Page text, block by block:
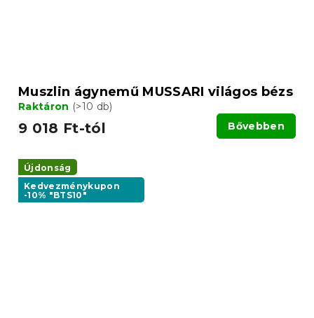
Muszlin ágynemű MUSSARI világos bézs
Raktáron (>10 db)
9 018 Ft-tól Bővebben
Újdonság
Kedvezménykupon
-10% "BTS10"